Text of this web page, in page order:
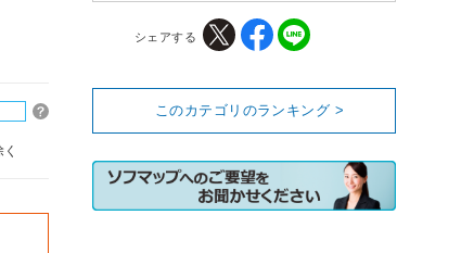
シェアする
このカテゴリのランキング >